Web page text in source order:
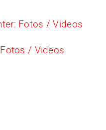
Fotos / Videos
/ Videos